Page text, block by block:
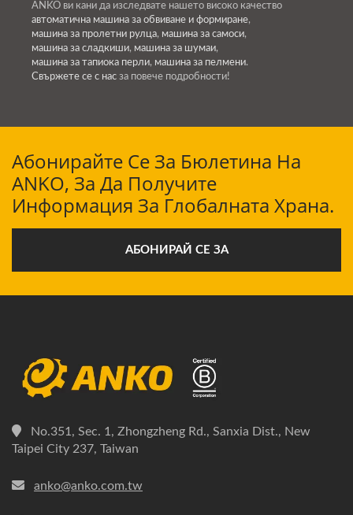
ANKO ви кани да изследвате нашето високо качество
автоматична машина за обвиване и формиране,
машина за пролетни рулца, машина за самоси,
машина за сладкиши, машина за шумаи,
машина за тапиока перли, машина за пелмени.
Свържете се с нас за повече подробности!
Абонирайте Се За Бюлетина На
ANKO, За Да Получите
Информация За Глобалната Храна.
АБОНИРАЙ СЕ ЗА
No.351, Sec. 1, Zhongzheng Rd., Sanxia Dist., New
Taipei City 237, Taiwan
anko@anko.com.tw